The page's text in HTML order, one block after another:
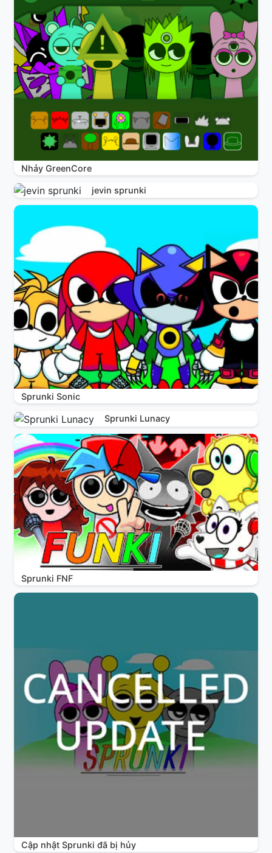
Nhảy GreenCore
jevin sprunki
Sprunki Sonic
Sprunki Lunacy
Sprunki FNF
Cập nhật Sprunki đã bị hủy